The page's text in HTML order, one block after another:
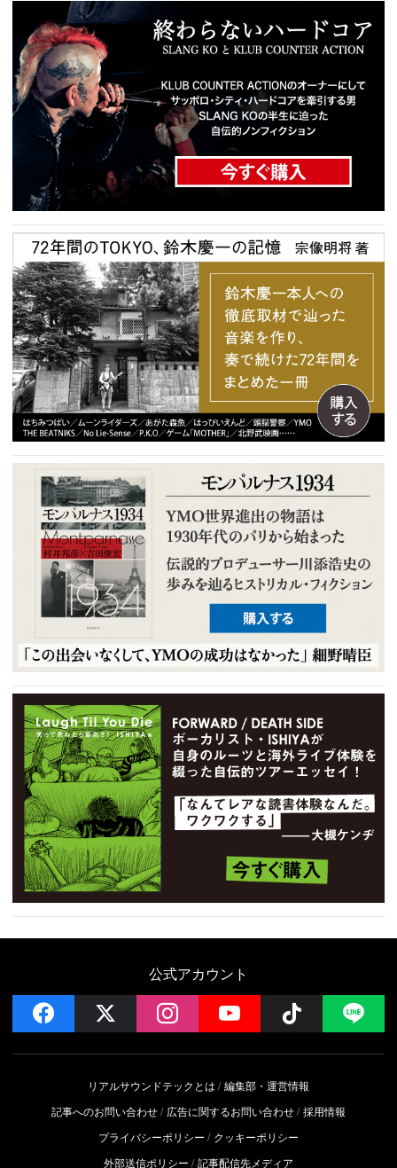
公式アカウント
facebook instagramYouTube Follow
リアルサウンドテックとは
編集部・運営情報
記事へのお問い合わせ
広告に関するお問い合わせ 採用情報
プライバシーポリシー
クッキーポリシー
外部送信ポリシー
記事配信先メディア